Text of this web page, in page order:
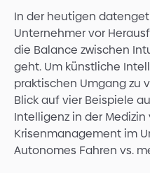
In der heutigen
Unternehmer vor
die Balance zwischen
geht. Um künstliche
praktischen Umgang zu
Blick auf vier Beispiele
Intelligenz in der
Krisenmanagement im
Autonomes Fahren vs.